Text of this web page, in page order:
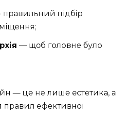
підбір
— щоб головне було
— це не лише естетика, а
правил ефективної